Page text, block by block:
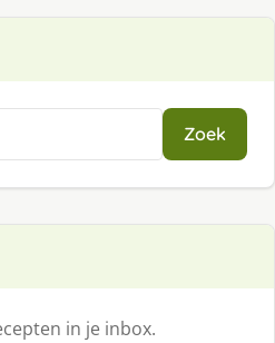
Zoek
in je inbox.